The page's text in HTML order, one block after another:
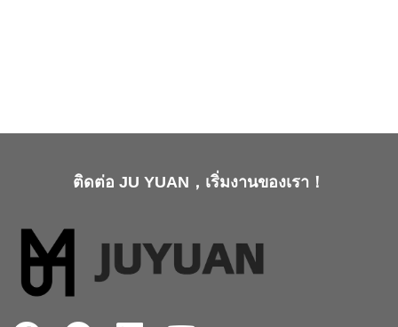
ติดต่อ JU YUAN，เริ่มงานของเรา！